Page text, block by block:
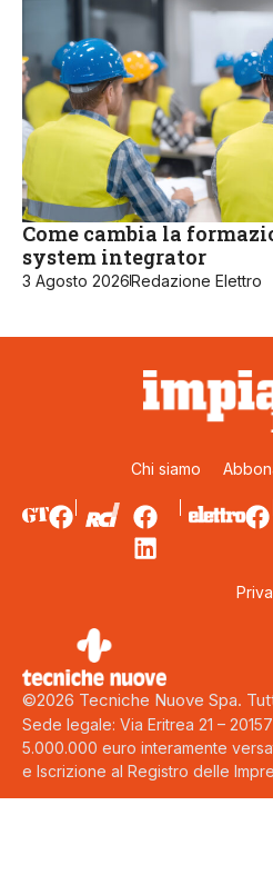
Come cambia la
system integrator
3 Agosto 2026Redazione Elettro
Chi siamo
©2026 Tecniche Nuove Spa.
Sede legale: Via Eritrea 21 –
5.000.000 euro interamente
e Iscrizione al Registro delle